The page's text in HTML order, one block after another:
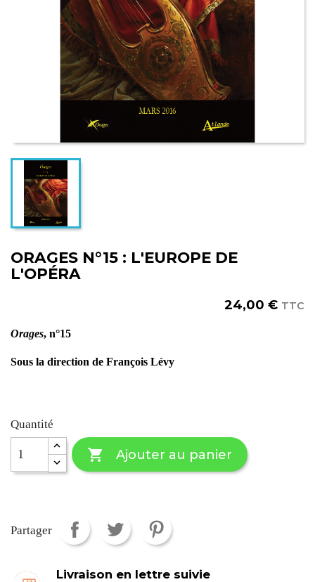
ORAGES N°15 : L'EUROPE DE
L'OPÉRA
24,00 € TTC
Orages, n°15
Sous la direction de François Lévy
Quantité
 Ajouter au panier
Partager
Livraison en lettre suivie